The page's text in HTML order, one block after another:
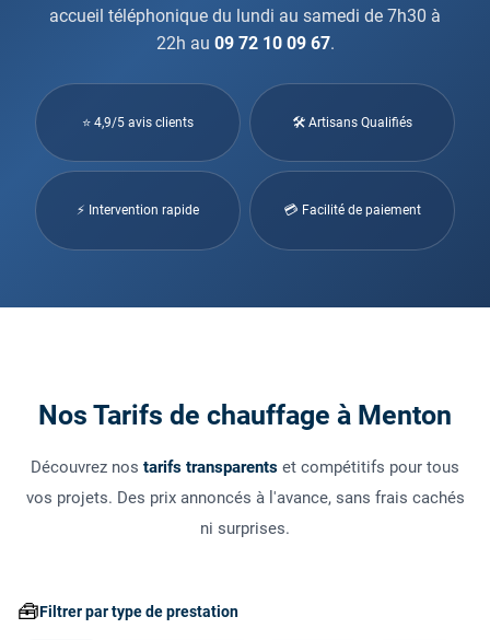
accueil téléphonique du lundi au samedi de 7h30 à
22h au 09 72 10 09 67.
⭐ 4,9/5 avis clients 🛠 Artisans Qualifiés
⚡ Intervention rapide 💳 Facilité de paiement
Nos Tarifs de chauffage à Menton
Découvrez nos tarifs transparents et compétitifs pour tous
vos projets. Des prix annoncés à l'avance, sans frais cachés
ni surprises.
🧰Filtrer par type de prestation